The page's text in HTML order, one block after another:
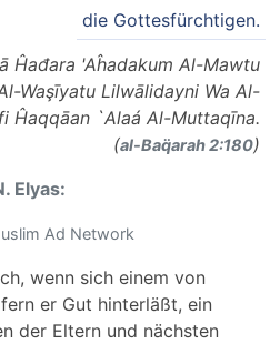
die Gottesfürchtigen.
Ĥađara 'Aĥadakum Al-Mawtu
Waşīyatu Lilwālidayni Wa Al-
Ĥaqqāan `Alaá Al-Muttaqīna.
(al-Baq̈arah 2:180)
Elyas:
Ad Network
wenn sich einem von
er Gut hinterläßt, ein
der Eltern und nächsten